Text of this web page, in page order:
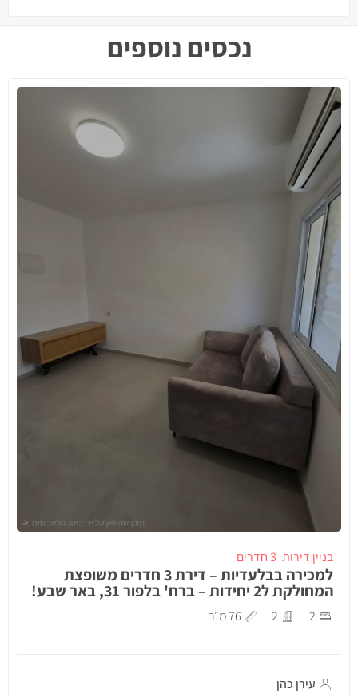
נכסים נוספים
בניין דירות 3 חדרים
למכירה בבלעדיות – דירת 3 חדרים משופצת
המחולקת ל2 יחידות – ברח' בלפור 31, באר שבע!
2
2 76 מ״ר
עירן כהן